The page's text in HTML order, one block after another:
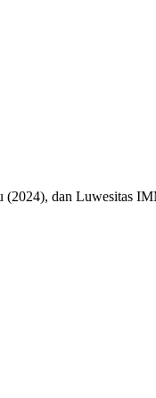
(2024), dan Luwesitas